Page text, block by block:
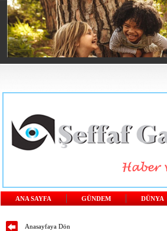
ANA SAYFA GÜNDEM DÜNYA
Anasayfaya Dön